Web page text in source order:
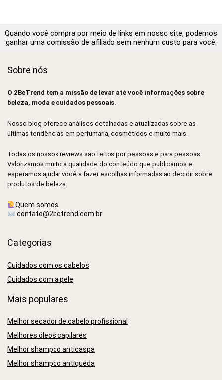
Quando você compra por meio de links em nosso site, podemos
ganhar uma comissão de afiliado sem nenhum custo para você.
Sobre nós
O 2BeTrend tem a missão de levar até você informações sobre
beleza, moda e cuidados pessoais.
Nosso blog oferece análises detalhadas e atualizadas sobre as
últimas tendências em perfumaria, cosméticos e muito mais.
Todas os nossos reviews são feitos por pessoas e para pessoas.
Valorizamos muito a qualidade do conteúdo que publicamos e
esperamos ajudar você a fazer escolhas informadas ao decidir sobre
produtos de beleza.
Quem somos
contato@2betrend.com.br
Categorias
Cuidados com os cabelos
Cuidados com a pele
Mais populares
Melhor secador de cabelo profissional
Melhores óleos capilares
Melhor shampoo anticaspa
Melhor shampoo antiqueda